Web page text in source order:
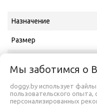
Назначение
Размер
Мы заботимся о
doggy.by использует
пользовательского опыта,
персонализированных